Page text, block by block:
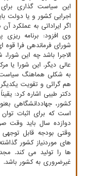
این سیاست گذاری
اجرایی کشور و یا دولت
اگر ایراداتی به عملکرد
وی افزود: برنامه
شورای فرماندهی فرا قوه
الاجرا باشد چه این
عالی دیگر. این شورا یا
به شکلی هماهنگ سیاست
هم گرائی و تقویت
دکتر طیبی اشاره کرد:
کشور، جهاددانشگاهی
است که برای اثبات توان
دوازده سال باید وقت
وقتی بودجه قابل
های موردنیاز کشور
ها را تولید می کند.
غیرضروری به کشور باشد.